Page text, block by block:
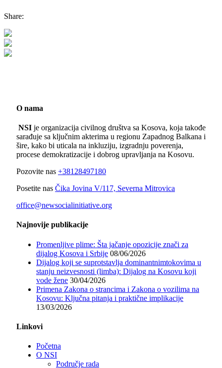
Share:
O nama
NSI je organizacija civilnog društva sa Kosova, koja takođe
sarađuje sa ključnim akterima u regionu Zapadnog Balkana i
šire, kako bi uticala na inkluziju, izgradnju poverenja,
procese demokratizacije i dobrog upravljanja na Kosovu.
Pozovite nas +38128497180
Posetite nas Čika Jovina V/117, Severna Mitrovica
office@newsocialinitiative.org
Najnovije publikacije
Promenljive plime: Šta jačanje opozicije znači za
dijalog Kosova i Srbije 08/06/2026
Dijalog koji se suprotstavlja dominantnimtokovima u
stanju neizvesnosti (limba): Dijalog na Kosovu koji
vode žene 30/04/2026
Primena Zakona o strancima i Zakona o vozilima na
Kosovu: Ključna pitanja i praktične implikacije
13/03/2026
Linkovi
Početna
O NSI
Područje rada